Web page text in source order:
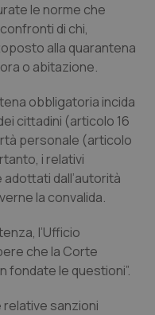
le norme che
di chi,
alla quarantena
o abitazione.
obbligatoria incida
cittadini (articolo 16
personale (articolo
i relativi
dall’autorità
la convalida.
l’Ufficio
che la Corte
fondate le questioni”.
relative sanzioni